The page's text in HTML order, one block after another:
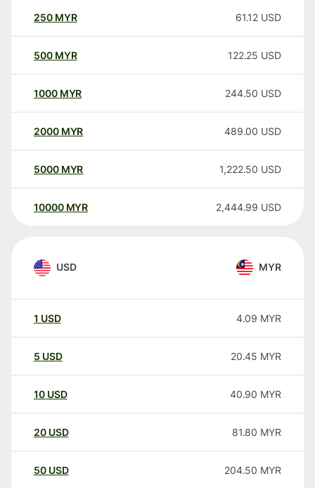
250 MYR 61.12 USD
500 MYR 122.25 USD
1000 MYR 244.50 USD
2000 MYR 489.00 USD
5000 MYR 1,222.50 USD
10000 MYR 2,444.99 USD
USD MYR
1 USD 4.09 MYR
5 USD 20.45 MYR
10 USD 40.90 MYR
20 USD 81.80 MYR
50 USD 204.50 MYR